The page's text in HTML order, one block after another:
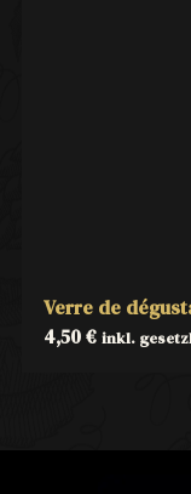
Verre de
4,50€ inkl.